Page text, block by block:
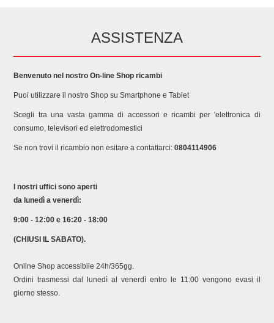
ASSISTENZA
Benvenuto nel nostro On-line Shop ricambi
Puoi utilizzare il nostro Shop su Smartphone e Tablet
Scegli tra una vasta gamma di accessori e ricambi per 'elettronica di
consumo, televisori ed elettrodomestici
Se non trovi il ricambio non esitare a contattarci:0804114906
I nostri uffici sono aperti
da lunedì a venerdì:
9:00 - 12:00 e 16:20 - 18:00
(CHIUSI IL SABATO).
Online Shop accessibile 24h/365gg.
Ordini trasmessi dal lunedì al venerdì entro le 11:00 vengono evasi il
giorno stesso.